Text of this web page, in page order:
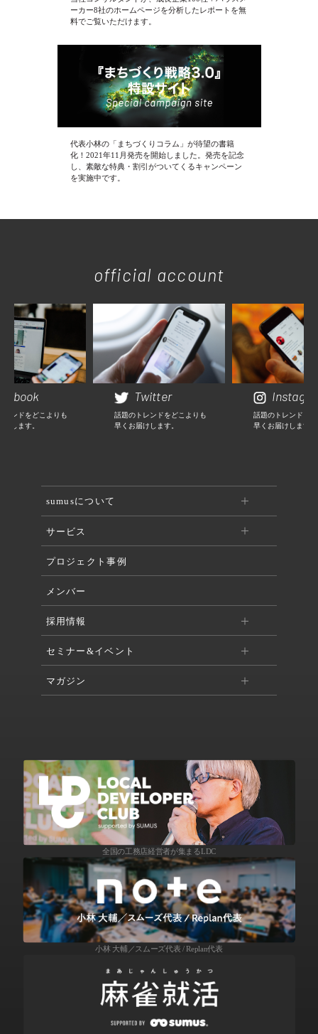
ーカー8社のホームページを分析したレポートを無
料でご覧いただけます。
代表小林の「まちづくりコラム」が待望の書籍
化！2021年11月発売を開始しました。発売を記念
し、素敵な特典・割引がついてくるキャンペーン
を実施中です。
official account
レンドをどこよりも
けします。
Twitter
話題のトレンドをどこよりも
早くお届けします。
話題のトレンドを
早くお届けします。
sumusについて
サービス
プロジェクト事例
メンバー
採用情報
セミナー&イベント
マガジン
全国の工務店経営者が集まるLDC
小林 大輔／スムーズ代表 / Replan代表